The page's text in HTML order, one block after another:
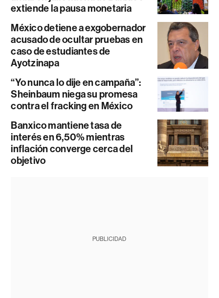
extiende la pausa monetaria
México detiene a exgobernador
acusado de ocultar pruebas en
caso de estudiantes de
Ayotzinapa
“Yo nunca lo dije en campaña”:
Sheinbaum niega su promesa
contra el fracking en México
Banxico mantiene tasa de
interés en 6,50% mientras
inflación converge cerca del
objetivo
PUBLICIDAD